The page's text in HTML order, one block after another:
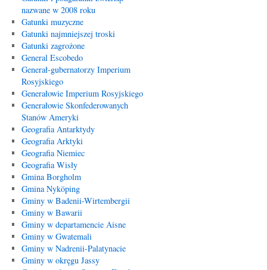
nazwane w 2008 roku
Gatunki muzyczne
Gatunki najmniejszej troski
Gatunki zagrożone
General Escobedo
Generał-gubernatorzy Imperium
Rosyjskiego
Generałowie Imperium Rosyjskiego
Generałowie Skonfederowanych
Stanów Ameryki
Geografia Antarktydy
Geografia Arktyki
Geografia Niemiec
Geografia Wisły
Gmina Borgholm
Gmina Nyköping
Gminy w Badenii-Wirtembergii
Gminy w Bawarii
Gminy w departamencie Aisne
Gminy w Gwatemali
Gminy w Nadrenii-Palatynacie
Gminy w okręgu Jassy